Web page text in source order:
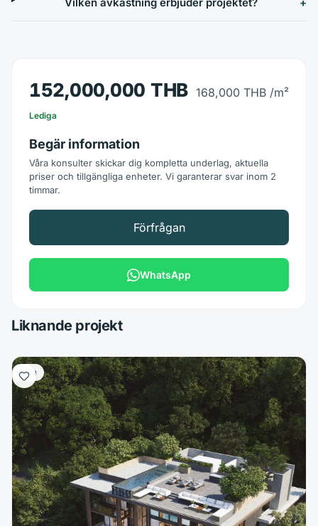
Vilken avkastning erbjuder projektet?
152,000,000 THB 168,000 THB /m²
Lediga
Begär information
Våra konsulter skickar dig kompletta underlag, aktuella
priser och tillgängliga enheter. Vi garanterar svar inom 2
timmar.
Förfrågan
WhatsApp
Liknande projekt
Villa